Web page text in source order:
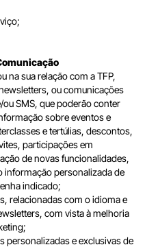
sua relação com a TFP,
ou comunicações
SMS, que poderão conter
sobre eventos e
e tertúlias, descontos,
participações em
de novas funcionalidades,
personalizada de
indicado;
relacionadas com o idioma e
com vista à melhoria
e exclusivas de